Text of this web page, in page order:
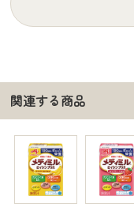
関連する商品